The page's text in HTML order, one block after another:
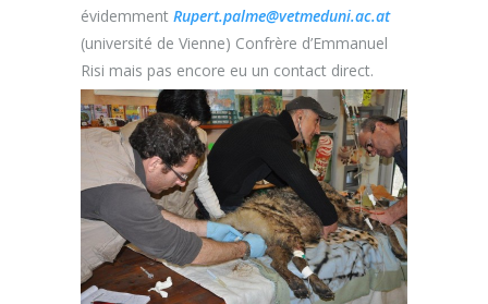
évidemment Rupert.palme@vetmeduni.ac.at
(université de Vienne) Confrère d’Emmanuel
Risi mais pas encore eu un contact direct.